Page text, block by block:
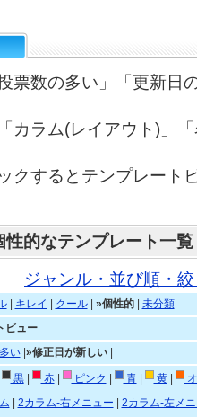
票数の多い」「更新日
カラム(レイアウト)」
クするとテンプレート
性的なテンプレート一覧
ジャンル・並び順・
| キレイ クール| »個性的| 未分類
ビュー
い| »修正日が新しい|
黒| 赤| ピンク 青| 黄|
2カラム-右メニュー
2カラム-左メ